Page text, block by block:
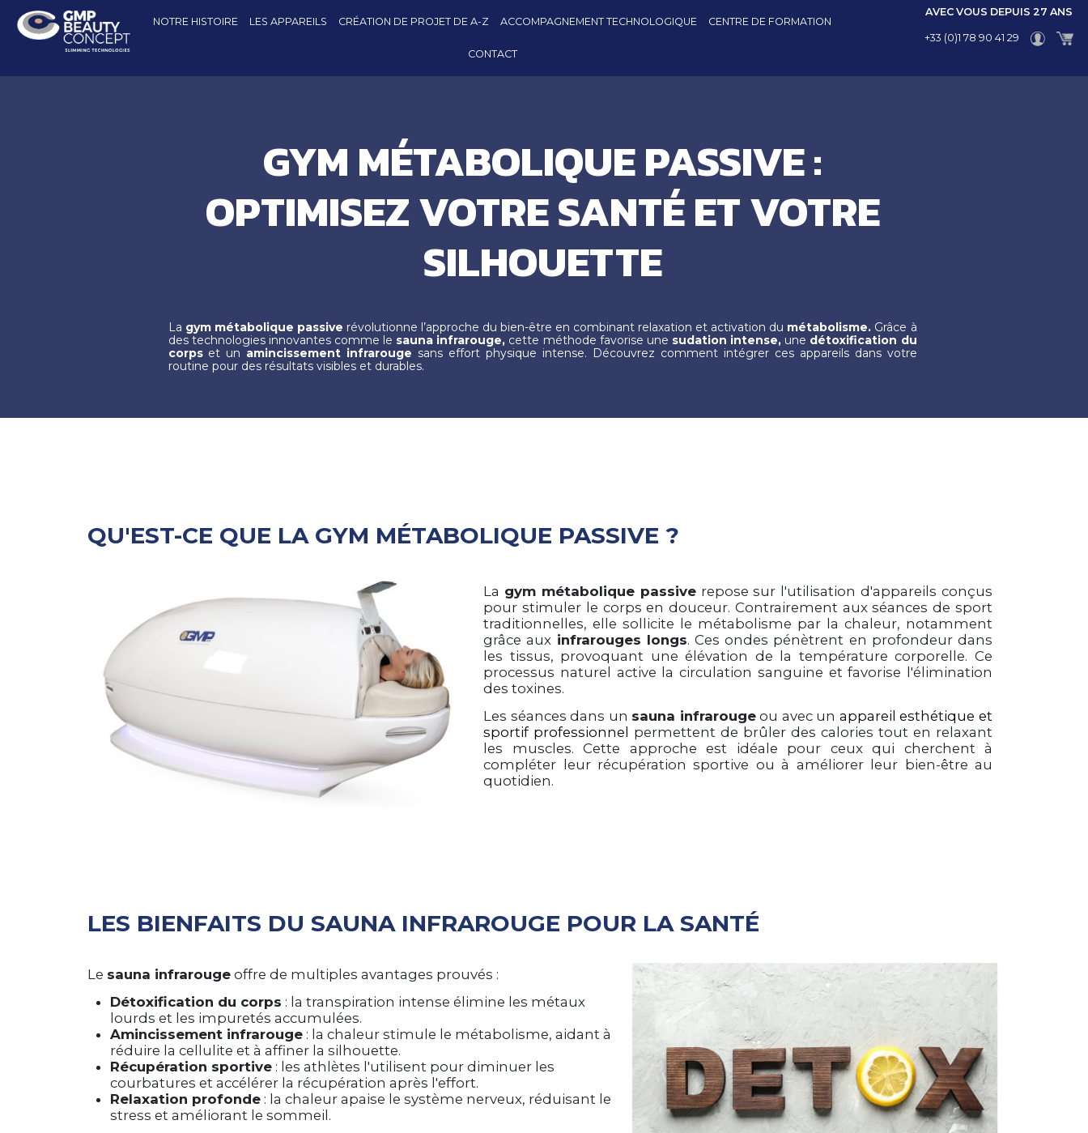
NOTRE HISTOIRE LES APPAREILS CRÉATION DE PROJET DE A-Z ACCOMPAGNEMENT TECHNOLOGIQUE CENTRE DE FORMATION
CONTACT
AVEC VOUS DEPUIS 27 ANS
+33 (0)1 78 90 41 29
GYM MÉTABOLIQUE PASSIVE :
OPTIMISEZ VOTRE SANTÉ ET VOTRE
SILHOUETTE
La gym métabolique passive révolutionne l’approche du bien-être en combinant relaxation et activation du métabolisme. Grâce à
des technologies innovantes comme le sauna infrarouge, cette méthode favorise une sudation intense, une détoxification du
corpset un amincissement infrarouge sans effort physique intense. Découvrez comment intégrer ces appareils dans votre
routine pour des résultats visibles et durables.
QU'EST-CE QUE LA GYM MÉTABOLIQUE PASSIVE ?
La gym métabolique passiverepose sur l'utilisation d'appareils conçus
pour stimuler le corps en douceur. Contrairement aux séances de sport
traditionnelles, elle sollicite le métabolisme par la chaleur, notamment
grâce aux infrarouges longs. Ces ondes pénètrent en profondeur dans
les tissus, provoquant une élévation de la température corporelle. Ce
processus naturel active la circulation sanguine et favorise l'élimination
des toxines.
Les séances dans un sauna infrarougeou avec un appareil esthétique et
sportif professionnel
permettent de brûler des calories tout en relaxant
les muscles. Cette approche est idéale pour ceux qui cherchent à
compléter leur récupération sportive ou à améliorer leur bien-être au
quotidien.
LES BIENFAITS DU SAUNA INFRAROUGE POUR LA SANTÉ
Le sauna infrarougeoffre de multiples avantages prouvés :
Détoxification du corps : la transpiration intense élimine les métaux
lourds et les impuretés accumulées.
Amincissement infrarouge: la chaleur stimule le métabolisme, aidant à
réduire la cellulite et à affiner la silhouette.
Récupération sportive: les athlètes l'utilisent pour diminuer les
courbatures et accélérer la récupération après l'effort.
Relaxation profonde: la chaleur apaise le système nerveux, réduisant le
stress et améliorant le sommeil.